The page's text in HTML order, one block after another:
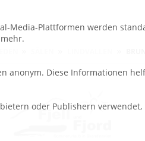
Media-Plattformen werden
anonym. Diese Informationen
oder Publishern